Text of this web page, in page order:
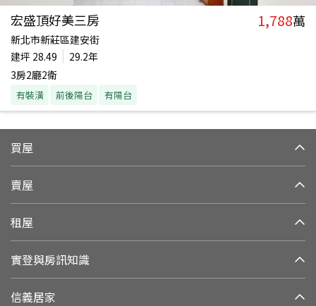
宏盛頂好美三房 1,788萬
新北市新莊區建安街
建坪 28.49
29.2年
3房2廳2衛
有裝潢 前後陽台 有陽台
買屋
賣屋
租屋
實登與房訊知識
信義居家